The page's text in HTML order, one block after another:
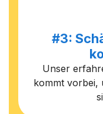
#3:
Unser
kommt vorbei,